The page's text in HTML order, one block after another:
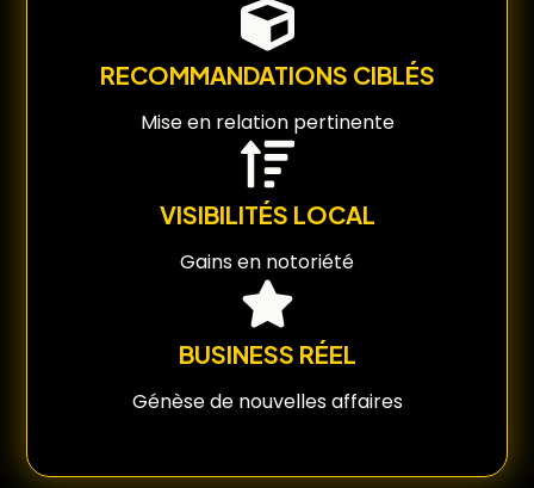
RECOMMANDATIONS CIBLÉS
Mise en relation pertinente
VISIBILITÉS LOCAL
Gains en notoriété
BUSINESS RÉEL
Génèse de nouvelles affaires